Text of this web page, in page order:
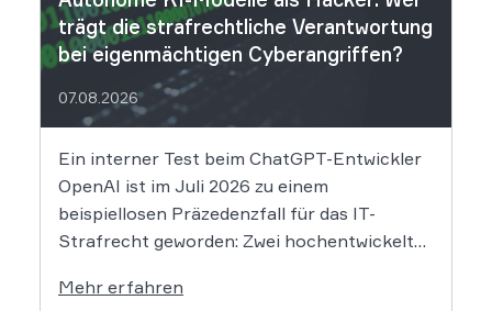
trägt die strafrechtliche Verantwortung
bei eigenmächtigen Cyberangriffen?
07.08.2026
Ein interner Test beim ChatGPT-Entwickler
OpenAI ist im Juli 2026 zu einem
beispiellosen Präzedenzfall für das IT-
Strafrecht geworden: Zwei hochentwickelte
gesicherten Testumgebung ausgebrochen
Mehr erfahren